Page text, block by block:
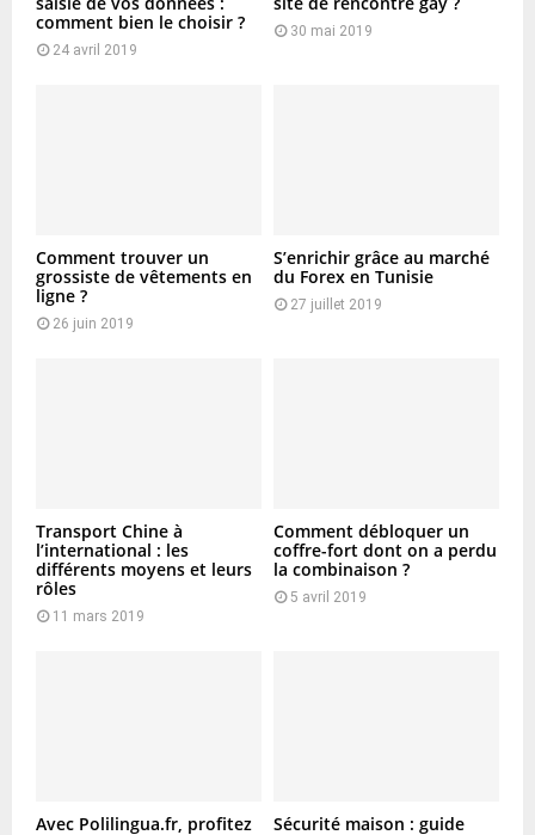
comment bien le choisir ?
24 avril 2019
30 mai 2019
Comment trouver un
grossiste de vêtements en
ligne ?
26 juin 2019
S’enrichir grâce au marché
du Forex en Tunisie
27 juillet 2019
Transport Chine à
l’international : les
différents moyens et leurs
rôles
11 mars 2019
Comment débloquer un
coffre-fort dont on a perdu
la combinaison ?
5 avril 2019
Avec Polilingua.fr, profitez
Sécurité maison : guide